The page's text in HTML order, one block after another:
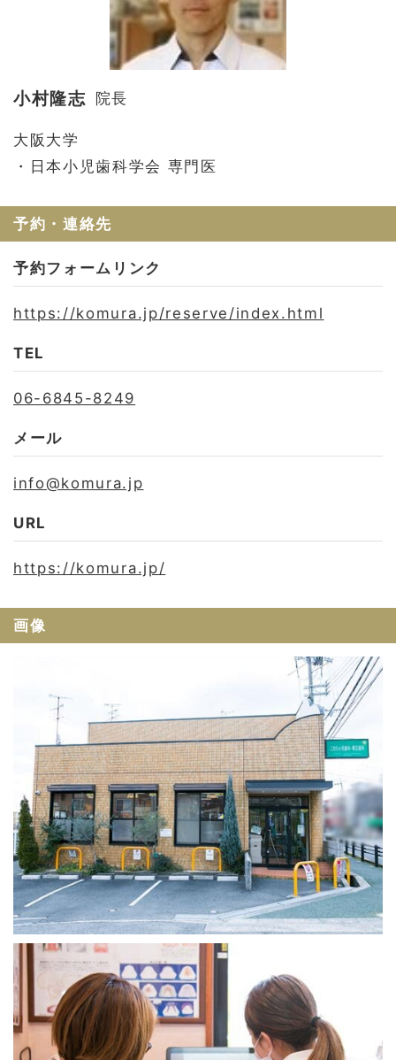
小村隆志 院長
大阪大学
・日本小児歯科学会 専門医
予約・連絡先
予約フォームリンク
https://komura.jp/reserve/index.html
TEL
06-6845-8249
メール
info@komura.jp
URL
https://komura.jp/
画像